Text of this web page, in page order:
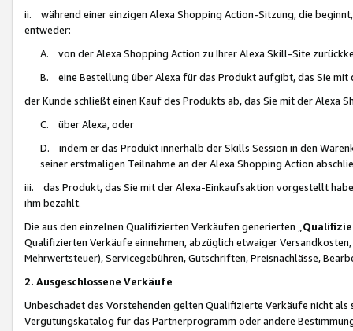
ii. während einer einzigen Alexa Shopping Action-Sitzung, die
entweder:
A. von der Alexa Shopping Action zu Ihrer Alexa Skill-Site
B. eine Bestellung über Alexa für das Produkt aufgibt, das Sie mit
der Kunde schließt einen Kauf des Produkts ab, das Sie mit der Alexa
C. über Alexa, oder
D. indem er das Produkt innerhalb der Skills Session in den
seiner erstmaligen Teilnahme an der Alexa Shopping Action
iii. das Produkt, das Sie mit der Alexa-Einkaufsaktion vorgestellt
ihm bezahlt.
Die aus den einzelnen Qualifizierten Verkäufen generierten „
Qualifizierten Verkäufe einnehmen, abzüglich etwaiger
Mehrwertsteuer), Servicegebühren, Gutschriften, Preisnachlässe,
2. Ausgeschlossene Verkäufe
Unbeschadet des Vorstehenden gelten Qualifizierte Verkäufe nicht
Vergütungskatalog für das Partnerprogramm oder andere